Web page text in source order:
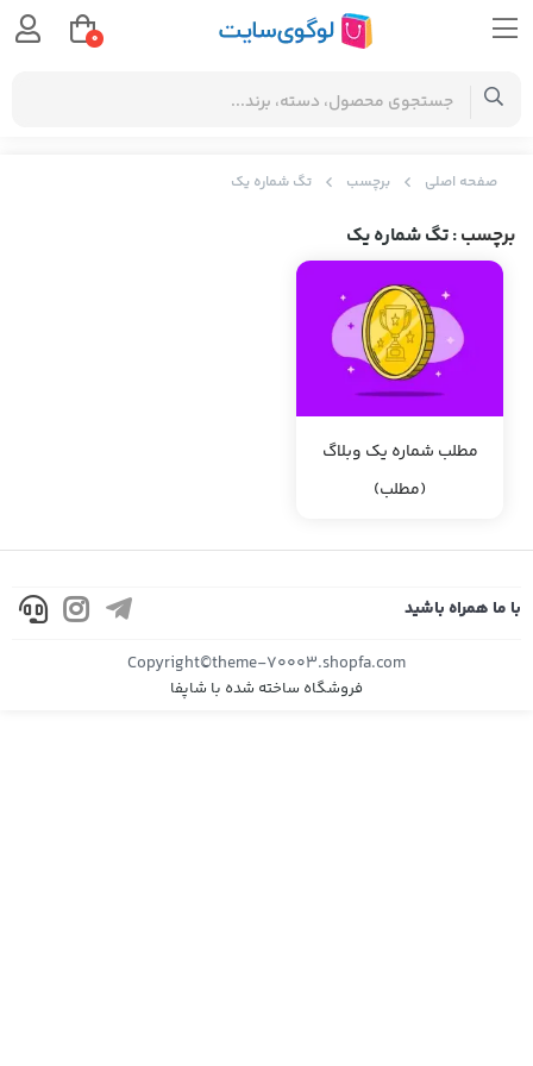
صفحه اصلی برچسب تگ شماره یک
برچسب: تگ شماره یک
مطلب شماره یک وبلاگ
(مطلب)
با ما همراه باشید
Copyright©theme-70003.shopfa.com
فروشگاه ساخته شده با شاپفا
0